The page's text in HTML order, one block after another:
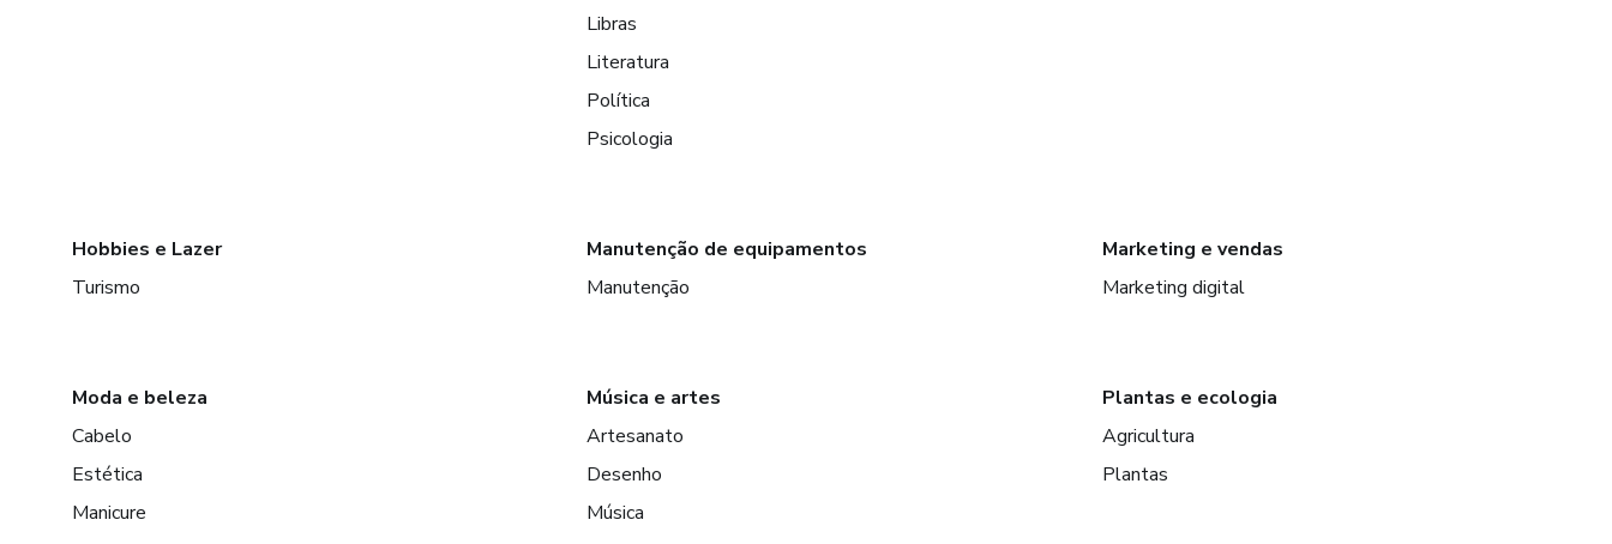
Libras
Literatura
Política
Psicologia
Hobbies e Lazer
Turismo
Manutenção de equipamentos
Manutenção
Marketing e vendas
Marketing digital
Moda e beleza
Cabelo
Estética
Manicure
Música e artes
Artesanato
Desenho
Música
Plantas e ecologia
Agricultura
Plantas